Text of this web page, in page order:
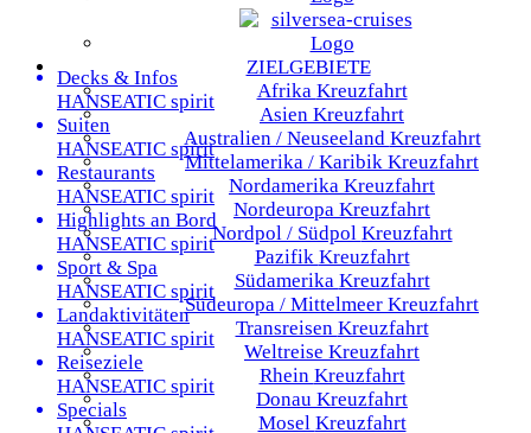
ZIELGEBIETE
Afrika Kreuzfahrt
Asien Kreuzfahrt
Australien / Neuseeland Kreuzfahrt
Mittelamerika / Karibik Kreuzfahrt
Nordamerika Kreuzfahrt
Nordeuropa Kreuzfahrt
Nordpol / Südpol Kreuzfahrt
Pazifik Kreuzfahrt
Südamerika Kreuzfahrt
Südeuropa / Mittelmeer Kreuzfahrt
Transreisen Kreuzfahrt
Weltreise Kreuzfahrt
Rhein Kreuzfahrt
Donau Kreuzfahrt
Mosel Kreuzfahrt
Decks & Infos
HANSEATIC spirit
Suiten
HANSEATIC spirit
Restaurants
HANSEATIC spirit
Highlights an Bord
HANSEATIC spirit
Sport & Spa
HANSEATIC spirit
Landaktivitäten
HANSEATIC spirit
Reiseziele
HANSEATIC spirit
Specials